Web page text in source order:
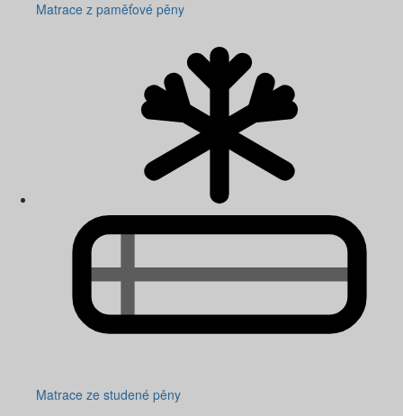
Matrace z paměťové pěny
Matrace ze studené pěny